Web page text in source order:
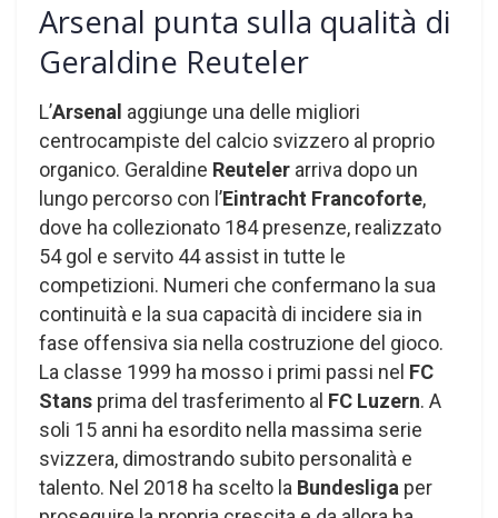
Arsenal punta sulla qualità di
Geraldine Reuteler
L’Arsenal aggiunge una delle migliori
centrocampiste del calcio svizzero al proprio
organico. Geraldine Reuteler arriva dopo un
lungo percorso con l’Eintracht Francoforte,
dove ha collezionato 184 presenze, realizzato
54 gol e servito 44 assist in tutte le
competizioni. Numeri che confermano la sua
continuità e la sua capacità di incidere sia in
fase offensiva sia nella costruzione del gioco.
La classe 1999 ha mosso i primi passi nel FC
Stans prima del trasferimento al FC Luzern. A
soli 15 anni ha esordito nella massima serie
svizzera, dimostrando subito personalità e
talento. Nel 2018 ha scelto la Bundesliga per